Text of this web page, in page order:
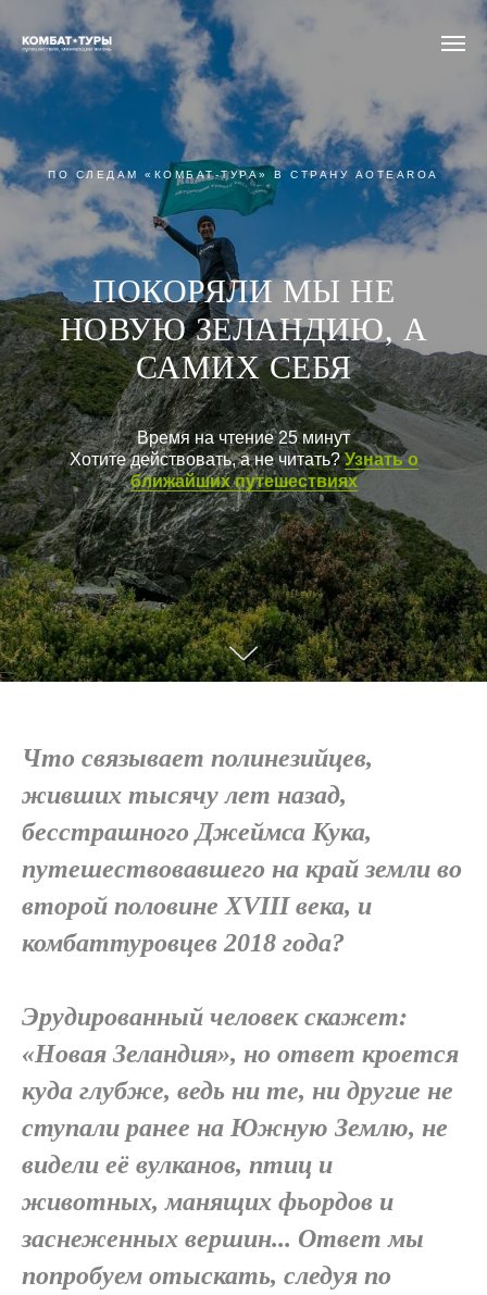
ПО СЛЕДАМ «КОМБАТ-ТУРА» В СТРАНУ AOTEAROA
ПОКОРЯЛИ МЫ НЕ
НОВУЮ ЗЕЛАНДИЮ, А
САМИХ СЕБЯ
Время на чтение 25 минут
Хотите действовать, а не читать?Узнать о
ближайших путешествиях
Что связывает полинезийцев,
живших тысячу лет назад,
бесстрашного Джеймса Кука,
путешествовавшего на край земли во
второй половине XVIII века, и
комбаттуровцев 2018 года?
Эрудированный человек скажет:
«Новая Зеландия», но ответ кроется
куда глубже, ведь ни те, ни другие не
ступали ранее на Южную Землю, не
видели её вулканов, птиц и
животных, манящих фьордов и
заснеженных вершин... Ответ мы
попробуем отыскать, следуя по